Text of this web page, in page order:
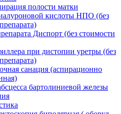
полости матки
кислоты НПО (без
Диспорт (без стоимости
при дистопии уретры (без
санация (аспирационно
бартолиниевой железы